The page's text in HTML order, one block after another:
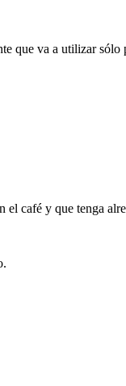
que va a utilizar sólo
el café y que tenga